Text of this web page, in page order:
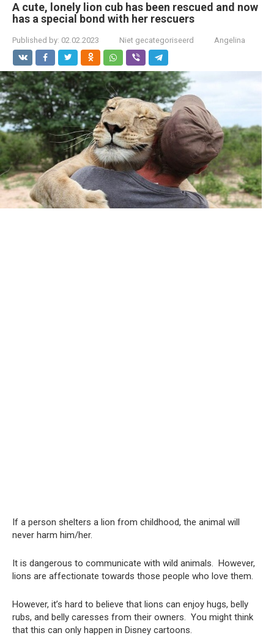
A cute, lonely lion cub has been rescued and now
has a special bond with her rescuers
Published by: 02.02.2023 Niet gecategoriseerd Angelina
If a person shelters a lion from childhood, the animal will
never harm him/her.
It is dangerous to communicate with wild animals. However,
lions are affectionate towards those people who love them.
However, it’s hard to believe that lions can enjoy hugs, belly
rubs, and belly caresses from their owners. You might think
that this can only happen in Disney cartoons.